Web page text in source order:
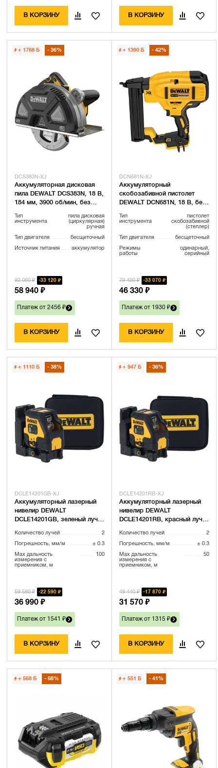
В КОРЗИНУ В КОРЗИНУ
+ 1768 Б 36%
DCS383N-XJ
Аккумуляторная дисковая
пила DEWALT DCS383N, 18 В,
184 мм, 3900 об/мин, без
Тип
инструмента
пила дисковая
(циркулярная)
ручная
Тип двигателя бесщеточный
Источник питания аккумулятор
92 060 ₽ 33 120 ₽
58 940 ₽
Платеж от 2456 ₽
В КОРЗИНУ
+ 1390 Б 42%
DCN681N-XJ
Аккумуляторный
скобозабивной пистолет
DEWALT DCN681N, 18 В, без
Тип
инструмента
пистолет
скобозабивной
(степлер)
Тип двигателя бесщеточный
Режимы
работы
одинарный,
серийный
79 400 ₽ 33 070 ₽
46 330 ₽
Платеж от 1930 ₽
В КОРЗИНУ
+ 1110 Б 38%
DCLE14201GB-XJ
Аккумуляторный лазерный
нивелир DEWALT
DCLE14201GB, зеленый луч,
чехле (DCLE14201GB-XJ)
Количество лучей 2
Погрешность, мм/м ± 0.3
Max дальность
измерения с
приемником, м
100
59 580 ₽ 22 590 ₽
36 990 ₽
Платеж от 1541 ₽
В КОРЗИНУ
+ 947 Б 36%
DCLE14201RB-XJ
Аккумуляторный лазерный
нивелир DEWALT
DCLE14201RB, красный луч,
чехле (DCLE14201RB-XJ)
Количество лучей 2
Погрешность, мм/м ± 0.3
Max дальность
измерения с
приемником, м
50
49 440 ₽ 17 870 ₽
31 570 ₽
Платеж от 1315 ₽
В КОРЗИНУ
+ 568 Б 68% + 551 Б 41%